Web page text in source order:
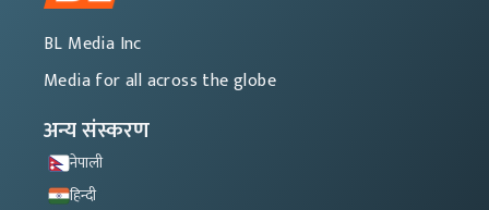
BL Media Inc
Media for all across the globe
अन्य संस्करण
नेपाली
हिन्दी